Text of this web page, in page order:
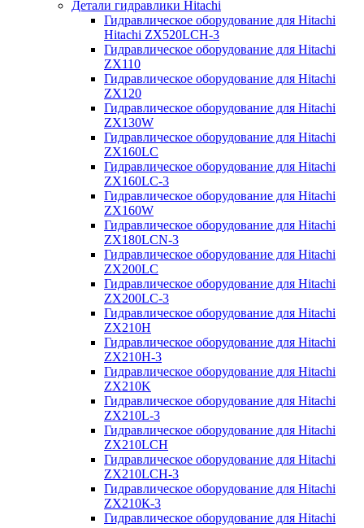
Детали гидравлики Hitachi
Гидравлическое оборудование для Hitachi
Hitachi ZX520LCH-3
Гидравлическое оборудование для Hitachi
ZX110
Гидравлическое оборудование для Hitachi
ZX120
Гидравлическое оборудование для Hitachi
ZX130W
Гидравлическое оборудование для Hitachi
ZX160LC
Гидравлическое оборудование для Hitachi
ZX160LC-3
Гидравлическое оборудование для Hitachi
ZX160W
Гидравлическое оборудование для Hitachi
ZX180LCN-3
Гидравлическое оборудование для Hitachi
ZX200LC
Гидравлическое оборудование для Hitachi
ZX200LC-3
Гидравлическое оборудование для Hitachi
ZX210H
Гидравлическое оборудование для Hitachi
ZX210H-3
Гидравлическое оборудование для Hitachi
ZX210K
Гидравлическое оборудование для Hitachi
ZX210L-3
Гидравлическое оборудование для Hitachi
ZX210LCH
Гидравлическое оборудование для Hitachi
ZX210LCH-3
Гидравлическое оборудование для Hitachi
ZX210К-3
Гидравлическое оборудование для Hitachi